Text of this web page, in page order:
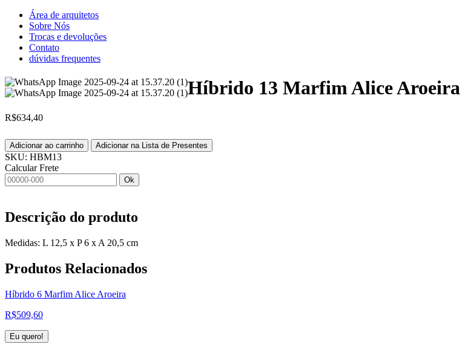
Área de arquitetos
Sobre Nós
Trocas e devoluções
Contato
dúvidas frequentes
Híbrido 13 Marfim Alice Aroeira
R$634,40
Adicionar ao carrinho Adicionar na Lista de Presentes
SKU: HBM13
Calcular Frete
Ok
Descrição do produto
Medidas: L 12,5 x P 6 x A 20,5 cm
Produtos Relacionados
Híbrido 6 Marfim Alice Aroeira
R$509,60
Eu quero!